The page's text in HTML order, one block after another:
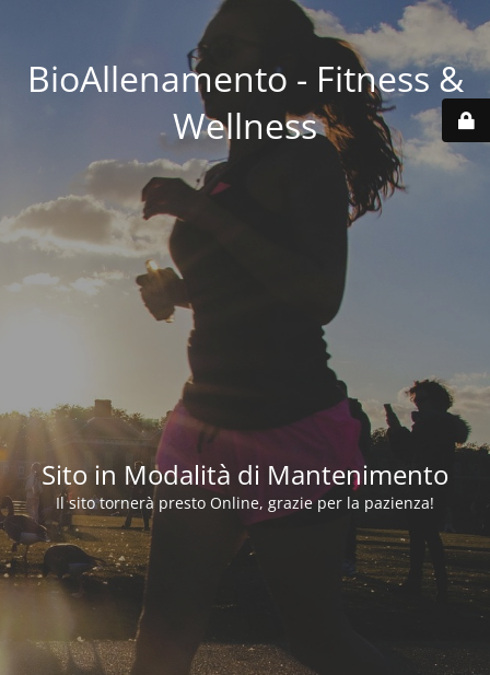
BioAllenamento - Fitness &
Wellness
Sito in Modalità di Mantenimento
Il sito tornerà presto Online, grazie per la pazienza!